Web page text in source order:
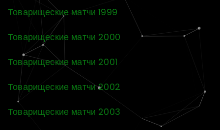
Товарищеские матчи 1999
Товарищеские матчи 2000
Товарищеские матчи 2001
Товарищеские матчи 2002
Товарищеские матчи 2003